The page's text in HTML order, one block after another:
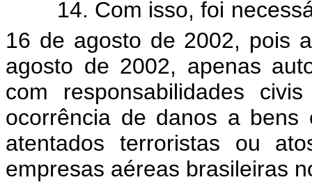
14. Com isso, foi
16 de agosto de 2002, pois
agosto de 2002, apenas
com responsabilidades
ocorrência de danos a
atentados terroristas ou
empresas aéreas brasileiras